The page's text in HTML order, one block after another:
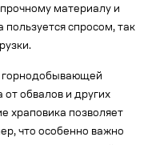
материалу и
пользуется спросом, так
горнодобывающей
обвалов и других
храповика позволяет
что особенно важно